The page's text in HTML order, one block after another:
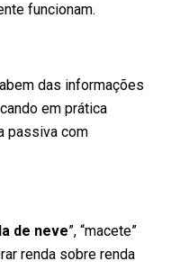
funcionam.
das informações
em prática
passiva com
de neve”, “macete”
renda sobre renda